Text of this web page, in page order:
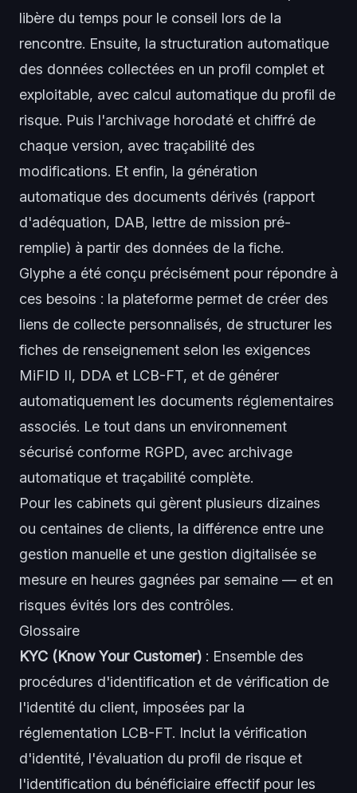
libère du temps pour le conseil lors de la
rencontre. Ensuite, la structuration automatique
des données collectées en un profil complet et
exploitable, avec calcul automatique du profil de
risque. Puis l'archivage horodaté et chiffré de
chaque version, avec traçabilité des
modifications. Et enfin, la génération
automatique des documents dérivés (rapport
d'adéquation, DAB, lettre de mission pré-
remplie) à partir des données de la fiche.
Glyphe a été conçu précisément pour répondre à
ces besoins : la plateforme permet de créer des
liens de collecte personnalisés, de structurer les
fiches de renseignement selon les exigences
MiFID II, DDA et LCB-FT, et de générer
automatiquement les documents réglementaires
associés. Le tout dans un environnement
sécurisé conforme RGPD, avec archivage
automatique et traçabilité complète.
Pour les cabinets qui gèrent plusieurs dizaines
ou centaines de clients, la différence entre une
gestion manuelle et une gestion digitalisée se
mesure en heures gagnées par semaine — et en
risques évités lors des contrôles.
Glossaire
KYC (Know Your Customer) : Ensemble des
procédures d'identification et de vérification de
l'identité du client, imposées par la
réglementation LCB-FT. Inclut la vérification
d'identité, l'évaluation du profil de risque et
l'identification du bénéficiaire effectif pour les